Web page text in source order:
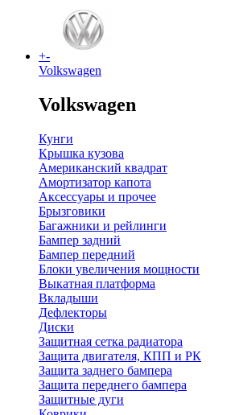
+-
Volkswagen
Volkswagen
Кунги
Крышка кузова
Американский квадрат
Амортизатор капота
Аксессуары и прочее
Брызговики
Багажники и рейлинги
Бампер задний
Бампер передний
Блоки увеличения мощности
Выкатная платформа
Вкладыши
Дефлекторы
Диски
Защитная сетка радиатора
Защита двигателя, КПП и РК
Защита заднего бампера
Защита переднего бампера
Защитные дуги